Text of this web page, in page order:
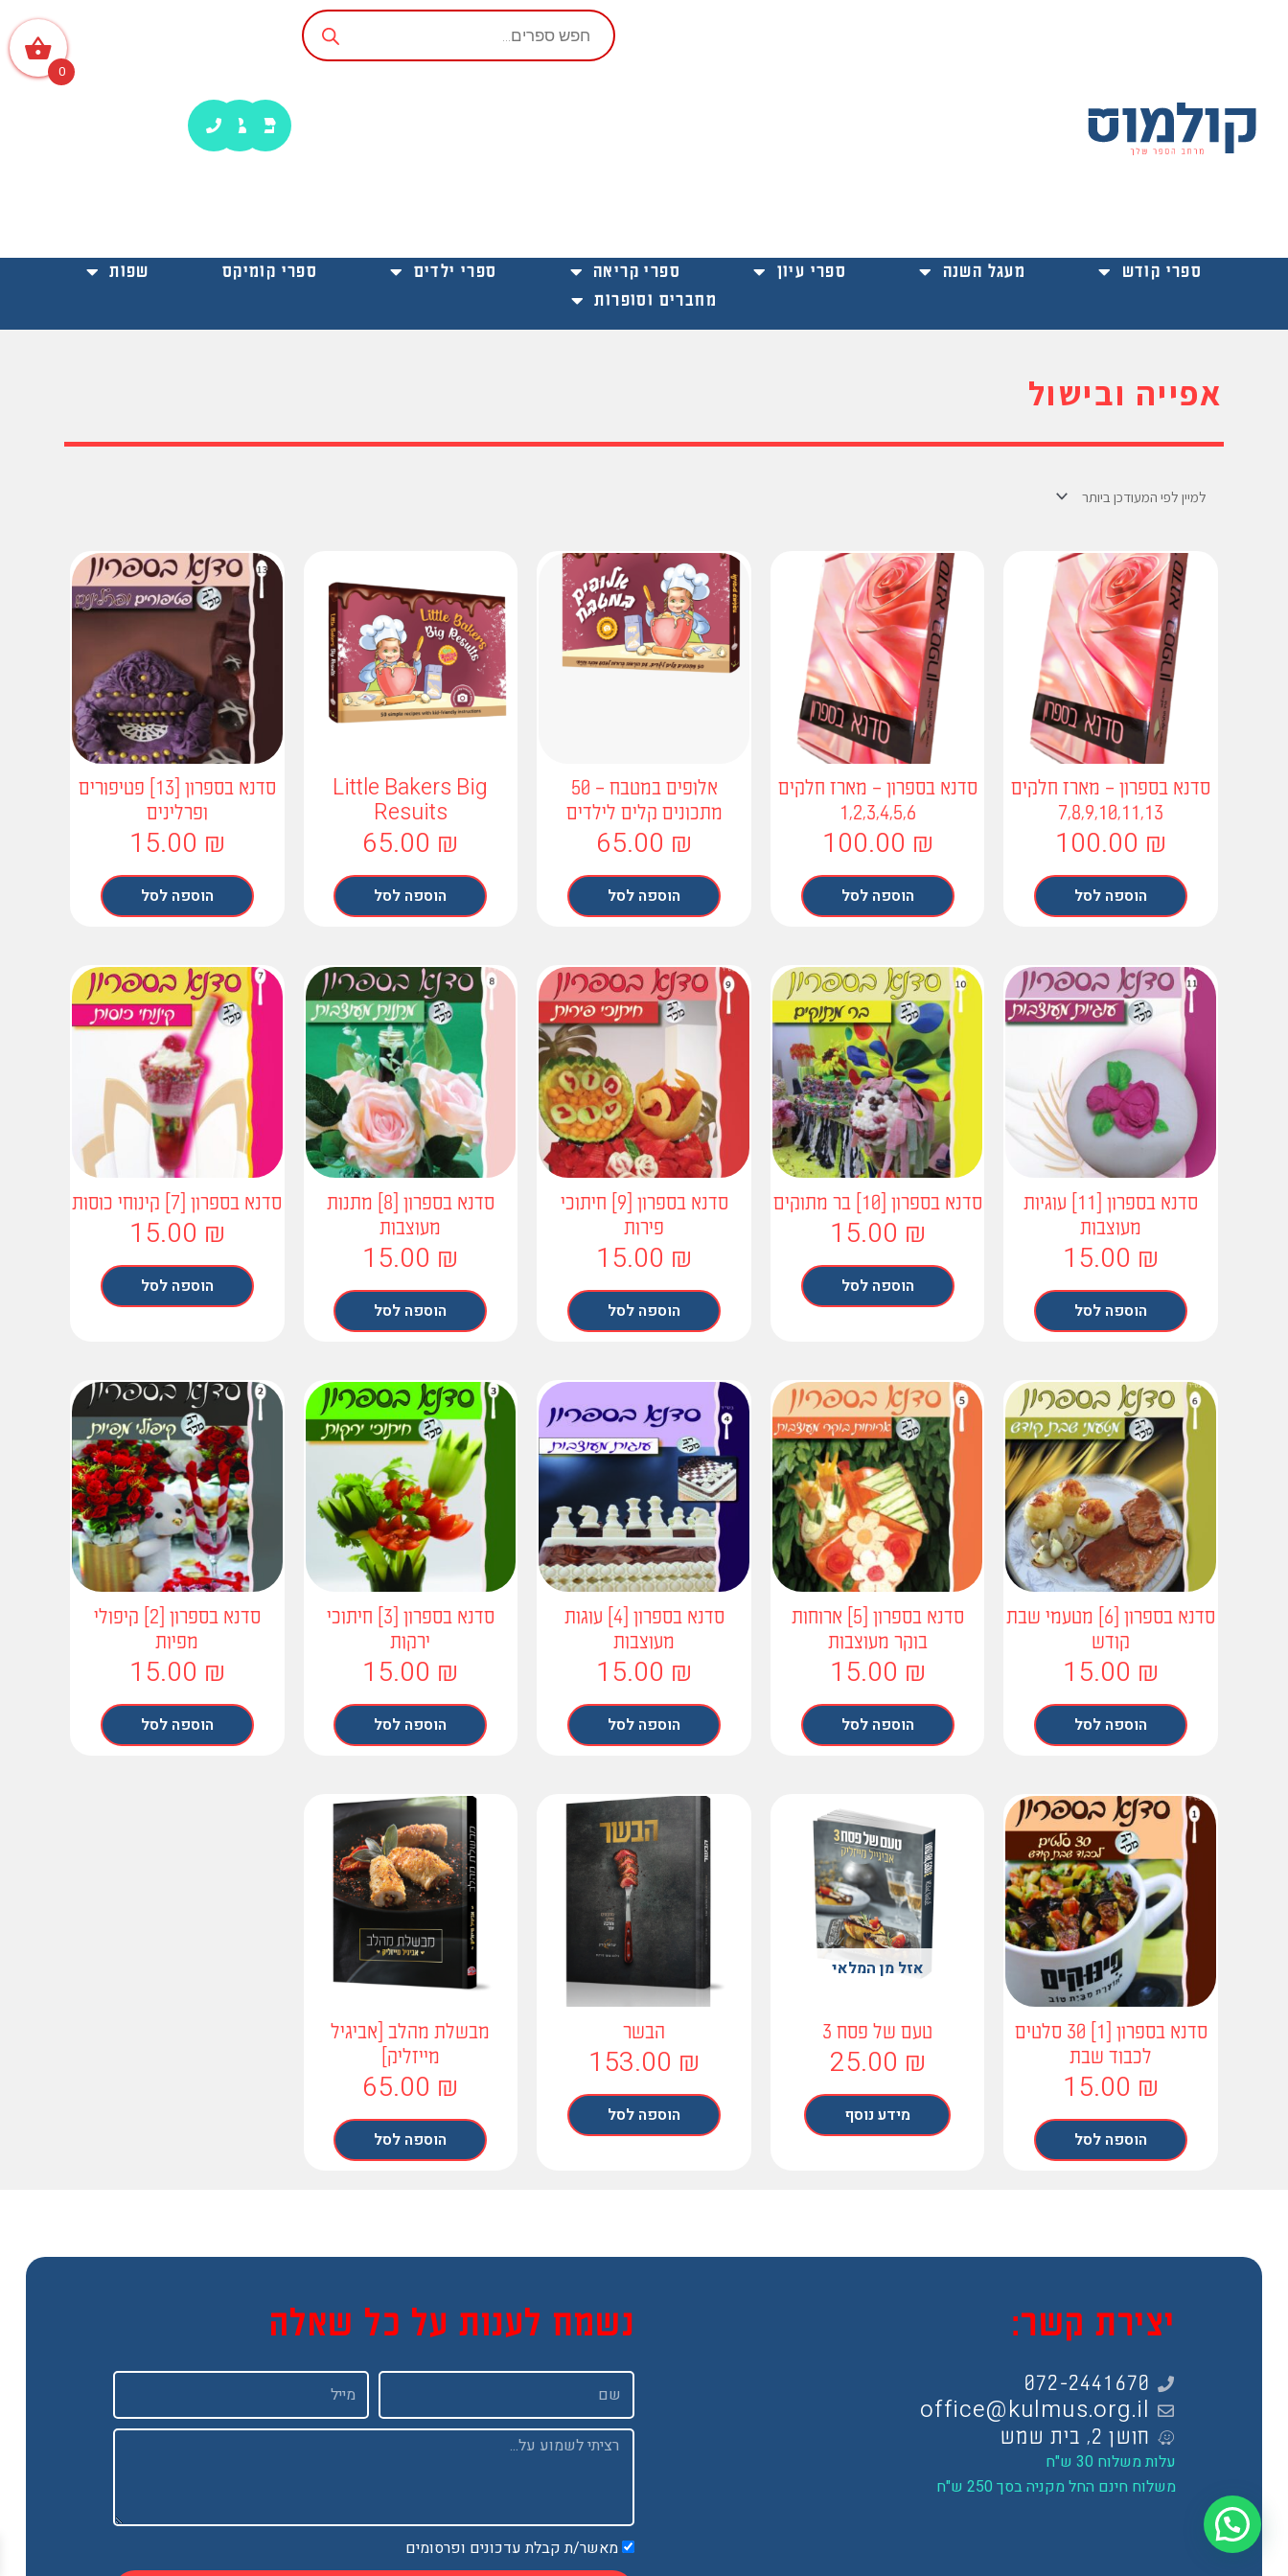
Products
search
ספרי קודש מעגל השנה ספרי עיון ספרי קריאה ספרי ילדים ספרי קומיקס
שפות
מחברים וסופרות
אפייה ובישול
סדנא בספרון – מארז חלקים
7,8,9,10,11,13
100.00 ₪
הוספה לסל
סדנא בספרון – מארז חלקים
1,2,3,4,5,6
100.00 ₪
הוספה לסל
אלופים במטבח – 50
מתכונים קלים לילדים
65.00 ₪
הוספה לסל
Little Bakers Big
Resuits
65.00 ₪
הוספה לסל
סדנא בספרון [13] פטיפורים
ופרלינים
15.00 ₪
הוספה לסל
סדנא בספרון [11] עוגיות
מעוצבות
15.00 ₪
הוספה לסל
סדנא בספרון [10] בר מתוקים
15.00 ₪
הוספה לסל
סדנא בספרון [9] חיתוכי
פירות
15.00 ₪
הוספה לסל
סדנא בספרון [8] מתנות
מעוצבות
15.00 ₪
הוספה לסל
סדנא בספרון [7] קינוחי כוסות
15.00 ₪
הוספה לסל
סדנא בספרון [6] מטעמי שבת
קודש
15.00 ₪
הוספה לסל
סדנא בספרון [5] ארוחות
בוקר מעוצבות
15.00 ₪
הוספה לסל
סדנא בספרון [4] עוגות
מעוצבות
15.00 ₪
הוספה לסל
סדנא בספרון [3] חיתוכי
ירקות
15.00 ₪
הוספה לסל
סדנא בספרון [2] קיפולי
מפיות
15.00 ₪
הוספה לסל
סדנא בספרון [1] 30 סלטים
לכבוד שבת
15.00 ₪
הוספה לסל
אזל מן המלאי
טעם של פסח 3
25.00 ₪
מידע נוסף
הבשר
153.00 ₪
הוספה לסל
מבשלת מהלב [אביגיל
מייזליק]
65.00 ₪
הוספה לסל
יצירת קשר:
072-2441670
office@kulmus.org.il
חושן 2, בית שמש
עלות משלוח 30 ש"ח
משלוח חינם החל מקניה בסך 250 ש"ח
נשמח לענות על כל שאלה
שם Email
Message
מאשר/ת קבלת עדכונים ופרסומים
0